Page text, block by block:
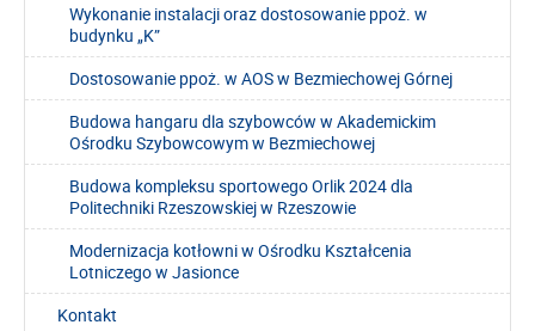
Wykonanie instalacji oraz dostosowanie ppoż. w
budynku „K”
Dostosowanie ppoż. w AOS w Bezmiechowej Górnej
Budowa hangaru dla szybowców w Akademickim
Ośrodku Szybowcowym w Bezmiechowej
Budowa kompleksu sportowego Orlik 2024 dla
Politechniki Rzeszowskiej w Rzeszowie
Modernizacja kotłowni w Ośrodku Kształcenia
Lotniczego w Jasionce
Kontakt